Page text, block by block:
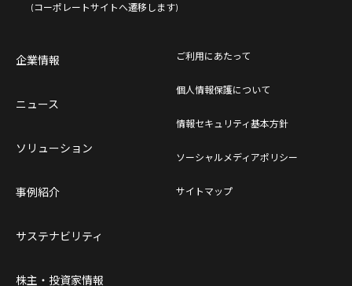
(コーポレートサイトへ遷移します)
企業情報
ニュース
ソリューション
事例紹介
サステナビリティ
株主・投資家情報
ご利用にあたって
個人情報保護について
情報セキュリティ基本方針
ソーシャルメディアポリシー
サイトマップ